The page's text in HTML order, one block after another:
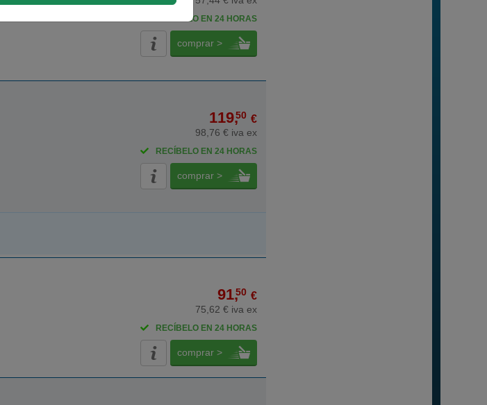
RECÍBELO EN 24 HORAS
comprar >
119,50 €
98,76 € iva ex
RECÍBELO EN 24 HORAS
comprar >
91,50 €
75,62 € iva ex
RECÍBELO EN 24 HORAS
comprar >